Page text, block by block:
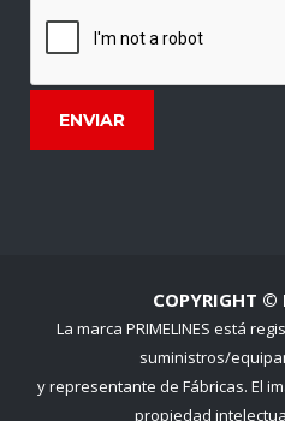
COPYRIGHT ©
La marca PRIMELINES está
suministros/
y representante de Fábricas. El
propiedad